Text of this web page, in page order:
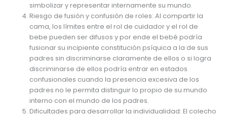
simbolizar y representar internamente su mundo.
Riesgo de fusión y confusión de roles: Al compartir la
cama, los límites entre el rol de cuidador y el rol de
bebe pueden ser difusos y por ende el bebé podría
fusionar su incipiente constitución psíquica a la de sus
padres sin discriminarse claramente de ellos o si logra
discriminarse de ellos podría entrar en estados
confusionales cuando la presencia excesiva de los
padres no le permita distinguir lo propio de su mundo
interno con el mundo de los padres.
Dificultades para desarrollar la individualidad: El colecho